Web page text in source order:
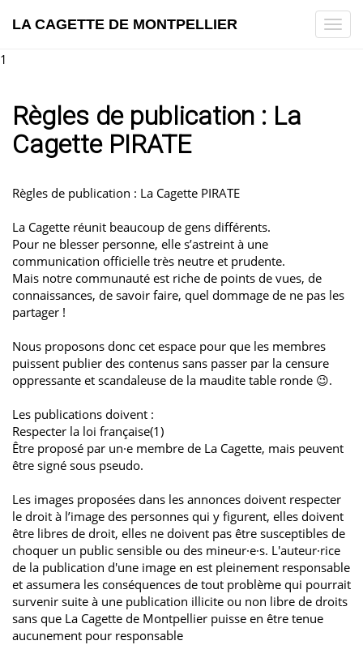
LA CAGETTE DE MONTPELLIER
1
Règles de publication : La
Cagette PIRATE
Règles de publication : La Cagette PIRATE
La Cagette réunit beaucoup de gens différents.
Pour ne blesser personne, elle s’astreint à une
communication officielle très neutre et prudente.
Mais notre communauté est riche de points de vues, de
connaissances, de savoir faire, quel dommage de ne pas les
partager !
Nous proposons donc cet espace pour que les membres
puissent publier des contenus sans passer par la censure
oppressante et scandaleuse de la maudite table ronde 😉.
Les publications doivent :
Respecter la loi française(1)
Être proposé par un·e membre de La Cagette, mais peuvent
être signé sous pseudo.
Les images proposées dans les annonces doivent respecter
le droit à l’image des personnes qui y figurent, elles doivent
être libres de droit, elles ne doivent pas être susceptibles de
choquer un public sensible ou des mineur·e·s. L'auteur·rice
de la publication d'une image en est pleinement responsable
et assumera les conséquences de tout problème qui pourrait
survenir suite à une publication illicite ou non libre de droits
sans que La Cagette de Montpellier puisse en être tenue
aucunement pour responsable